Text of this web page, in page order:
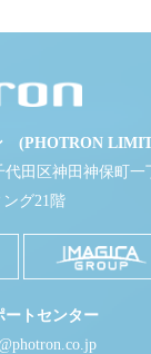
(PHOTRON
代田区神田神保町一
グ21階
ートセンター